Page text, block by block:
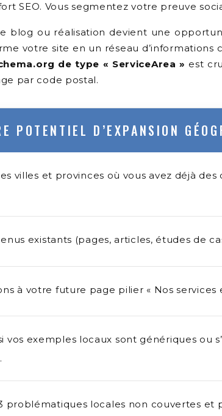
SEO. Vous segmentez votre preuve
blog ou réalisation devient une
votre site en un réseau
de type « ServiceArea » est
par code postal.
POTENTIEL D’EXPANSION
villes et provinces où vous avez déjà
existants (pages, articles, études de
à votre future page pilier « Nos services
vos exemples locaux sont génériques ou
problématiques locales non couvertes et